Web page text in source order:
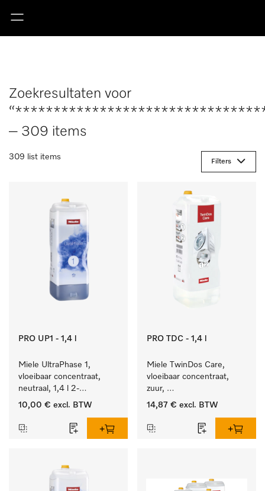
Zoekresultaten voor
– 309 items
309 list items
Filters
PRO UP1 - 1,4 l
Miele UltraPhase 1,
vloeibaar concentraat,
neutraal, 1,4 l 2-
componentenwasmiddel
wasgoed.
10,00 € excl. BTW
PRO TDC - 1,4 l
Miele TwinDos Care,
vloeibaar concentraat,
zuur,
1,4 l Reinigingsmiddel
doseersysteem.
14,87 € excl. BTW